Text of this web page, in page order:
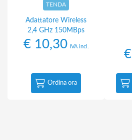
TENDA
Adattatore Wireless
2,4 GHz 150MBps
€10,30 IVA incl.
Ordina ora
€